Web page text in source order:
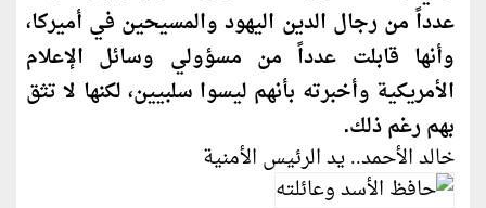
عدداً من رجال الدين اليهود والمسيحين في أميركا،
وأنها قابلت عدداً من مسؤولي وسائل الإعلام
الأمريكية وأخبرته بأنهم ليسوا سلبيين، لكنها لا تثق
بهم رغم ذلك.
خالد الأحمد.. يد الرئيس الأمنية